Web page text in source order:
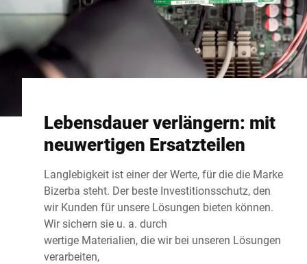
Lebensdauer verlängern: mit
neuwertigen Ersatzteilen
Langlebigkeit ist einer der Werte, für die die Marke
Bizerba steht. Der beste Investitionsschutz, den
wir Kunden für unsere Lösungen bieten können.
Wir sichern sie u. a. durch
wertige Materialien, die wir bei unseren Lösungen
verarbeiten,